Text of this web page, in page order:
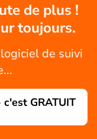
de plus !
toujours.
de suivi
GRATUIT